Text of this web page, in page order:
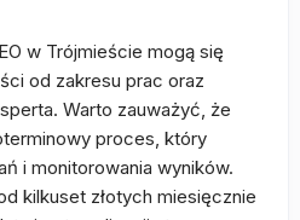
w Trójmieście mogą się
od zakresu prac oraz
Warto zauważyć, że
proces, który
i monitorowania wyników.
kilkuset złotych miesięcznie